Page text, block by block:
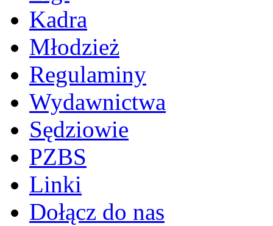
Kadra
Młodzież
Regulaminy
Wydawnictwa
Sędziowie
PZBS
Linki
Dołącz do nas